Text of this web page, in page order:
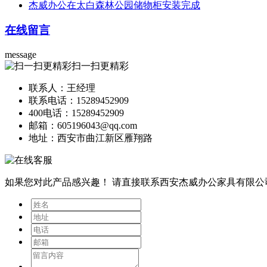
杰威办公在太白森林公园储物柜安装完成
在线留言
message
扫一扫更精彩
联系人：王经理
联系电话：15289452909
400电话：15289452909
邮箱：605196043@qq.com
地址：西安市曲江新区雁翔路
如果您对此产品感兴趣！ 请直接联系西安杰威办公家具有限公